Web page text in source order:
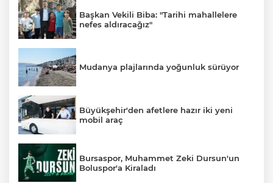
Başkan Vekili Biba: "Tarihi mahallelere
nefes aldıracağız"
Mudanya plajlarında yoğunluk sürüyor
Büyükşehir'den afetlere hazır iki yeni
mobil araç
Bursaspor, Muhammet Zeki Dursun'un
Boluspor'a Kiraladı